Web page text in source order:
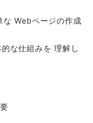
な Webページの作成
な仕組みを 理解し